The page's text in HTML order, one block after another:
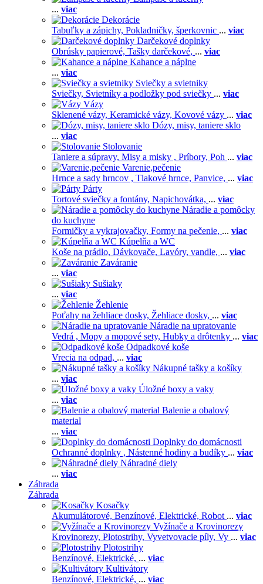
... viac
Dekorácie
Tabuľky a zápichy, Pokladničky, šperkovnic ... viac
Darčekové doplnky
Obrúsky papierové, Tašky darčekové, ... viac
Kahance a náplne
... viac
Sviečky a svietniky
Sviečky, Svietníky a podložky pod sviečky ... viac
Vázy
Sklenené vázy, Keramické vázy, Kovové vázy ... viac
Dózy, misy, taniere sklo
... viac
Stolovanie
Taniere a súpravy, Misy a misky , Príbory, Poh ... viac
Varenie,pečenie
Hrnce a sady hrncov , Tlakové hrnce, Panvice, ... viac
Párty
Tortové sviečky a fontány, Napichovátka, ... viac
Náradie a pomôcky
do kuchyne
Formičky a vykrajovačky, Formy na pečenie, ... viac
Kúpelňa a WC
Koše na prádlo, Dávkovače, Lavóry, vandle, ... viac
Zaváranie
... viac
Sušiaky
... viac
Žehlenie
Poťahy na žehliace dosky, Žehliace dosky, ... viac
Náradie na upratovanie
Vedrá , Mopy a mopové sety, Hubky a drôtenky ... viac
Odpadkové koše
Vrecia na odpad, ... viac
Nákupné tašky a košíky
... viac
Úložné boxy a vaky
... viac
Balenie a obalový
material
... viac
Doplnky do domácnosti
Ochranné doplnky , Nástenné hodiny a budíky ... viac
Náhradné diely
... viac
Záhrada
Záhrada
Kosačky
Akumulátorové, Benzínové, Elektrické, Robot ... viac
Vyžínače a Krovinorezy
Krovinorezy, Plotostrihy, Vyvetvovacie píly, Vy ... viac
Plotostrihy
Benzínové, Elektrické, ... viac
Kultivátory
Benzínové, Elektrické, ... viac